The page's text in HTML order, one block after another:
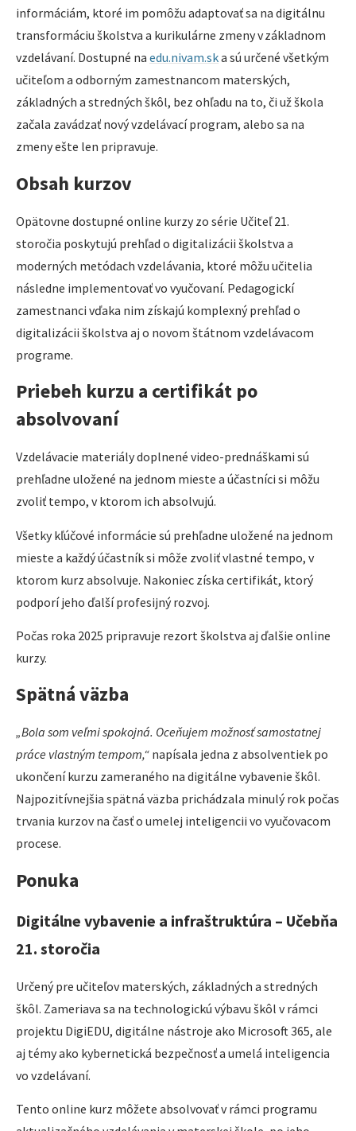
informáciám, ktoré im pomôžu adaptovať sa na digitálnu
transformáciu školstva a kurikulárne zmeny v základnom
vzdelávaní. Dostupné na edu.nivam.ska sú určené všetkým
učiteľom a odborným zamestnancom materských,
základných a stredných škôl, bez ohľadu na to, či už škola
začala zavádzať nový vzdelávací program, alebo sa na
zmeny ešte len pripravuje.
Obsah kurzov
Opätovne dostupné online kurzy zo série Učiteľ 21.
storočia poskytujú prehľad o digitalizácii školstva a
moderných metódach vzdelávania, ktoré môžu učitelia
následne implementovať vo vyučovaní. Pedagogickí
zamestnanci vďaka nim získajú komplexný prehľad o
digitalizácii školstva aj o novom štátnom vzdelávacom
programe.
Priebeh kurzu a certifikát po
absolvovaní
Vzdelávacie materiály doplnené video-prednáškami sú
prehľadne uložené na jednom mieste a účastníci si môžu
zvoliť tempo, v ktorom ich absolvujú.
Všetky kľúčové informácie sú prehľadne uložené na jednom
mieste a každý účastník si môže zvoliť vlastné tempo, v
ktorom kurz absolvuje. Nakoniec získa certifikát, ktorý
podporí jeho ďalší profesijný rozvoj.
Počas roka 2025 pripravuje rezort školstva aj ďalšie online
kurzy.
Spätná väzba
„Bola som veľmi spokojná. Oceňujem možnosť samostatnej
práce vlastným tempom,“ napísala jedna z absolventiek po
ukončení kurzu zameraného na digitálne vybavenie škôl.
Najpozitívnejšia spätná väzba prichádzala minulý rok počas
trvania kurzov na časť o umelej inteligencii vo vyučovacom
procese.
Ponuka
Digitálne vybavenie a infraštruktúra – Učebňa
21. storočia
Určený pre učiteľov materských, základných a stredných
škôl. Zameriava sa na technologickú výbavu škôl v rámci
projektu DigiEDU, digitálne nástroje ako Microsoft 365, ale
aj témy ako kybernetická bezpečnosť a umelá inteligencia
vo vzdelávaní.
Tento online kurz môžete absolvovať v rámci programu